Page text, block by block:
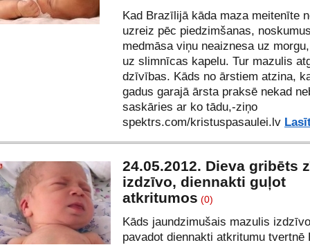
Kad Brazīlijā kāda maza meitenīte
uzreiz pēc piedzimšanas,
medmāsa viņu neaiznesa uz
uz slimnīcas kapelu. Tur mazulis
dzīvības. Kāds no ārstiem atzina,
gadus garajā ārsta praksē nekad
saskāries ar ko tādu,-ziņo
spektrs.com/kristuspasaulei.lv
24.05.2012. Dieva gribēts
izdzīvo, diennakti guļot
atkritumos (0)
Kāds jaundzimušais mazulis
pavadot diennakti atkritumu tvertnē